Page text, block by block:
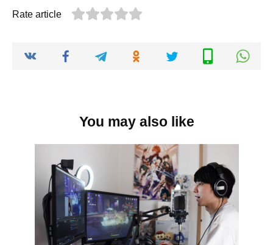
Rate article
You may also like